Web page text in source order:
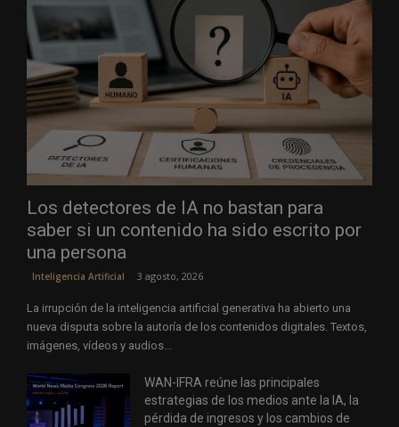
Los detectores de IA no bastan para
saber si un contenido ha sido escrito por
una persona
Inteligencia Artificial 3 agosto, 2026
La irrupción de la inteligencia artificial generativa ha abierto una
nueva disputa sobre la autoría de los contenidos digitales. Textos,
imágenes, vídeos y audios...
WAN-IFRA reúne las principales
estrategias de los medios ante la IA, la
pérdida de ingresos y los cambios de